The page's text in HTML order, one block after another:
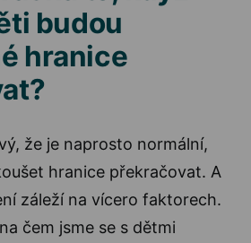
budou
hranice
že je naprosto normální,
hranice překračovat. A
záleží na vícero faktorech.
čem jsme se s dětmi